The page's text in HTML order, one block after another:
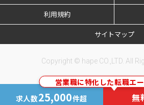
営業職に特化した転職エ
求人数25,000件超 無
利用規約
サイトマップ
Copyright © hape CO.,LTD. All